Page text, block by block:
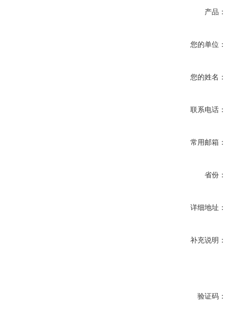
产品：
您的单位：
您的姓名：
联系电话：
常用邮箱：
省份：
详细地址：
补充说明：
验证码：